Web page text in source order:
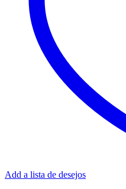
Add a lista de desejos